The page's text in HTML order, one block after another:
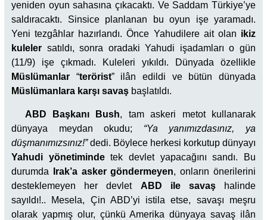
yeniden oyun sahasına çıkacaktı. Ve Saddam Türkiye’ye
saldıracaktı. Sinsice planlanan bu oyun işe yaramadı.
Yeni tezgâhlar hazırlandı. Önce Yahudilere ait olan ikiz
kuleler satıldı, sonra oradaki Yahudi işadamları o gün
(11/9) işe çıkmadı. Kuleleri yıkıldı. Dünyada özellikle
Müslümanlar “terörist” ilân edildi ve bütün dünyada
Müslümanlara karşı savaş başlatıldı.
ABD Başkanı Bush, tam askeri metot kullanarak
dünyaya meydan okudu; “Ya yanımızdasınız, ya
düşmanımızsınız!”dedi. Böylece herkesi korkutup dünyayı
Yahudi yönetimindetek devlet yapacağını sandı. Bu
durumda
Irak’a asker göndermeyen, onların önerilerini
desteklemeyen her devlet ABD ile savaşhalinde
sayıldı!.. Mesela, Çin ABD’yi istila etse, savaşı meşru
olarak yapmış olur, çünkü Amerika dünyaya savaş ilân